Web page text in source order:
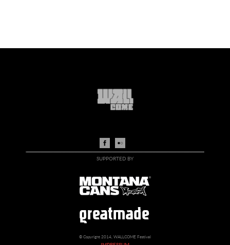
SUPPORTED BY
© Copyright 2014, WALLCOME Festival